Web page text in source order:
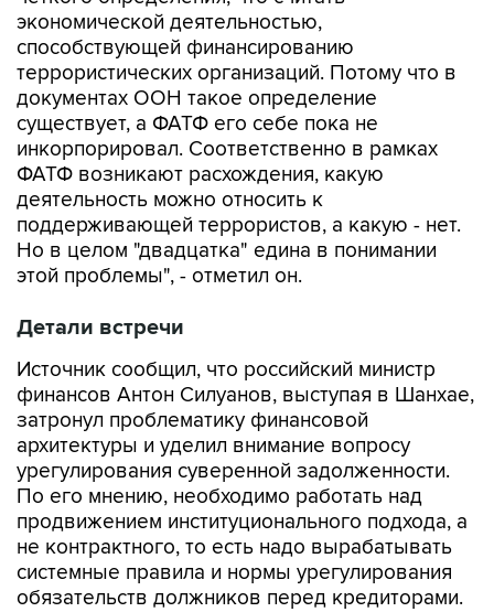
экономической деятельностью,
способствующей финансированию
террористических организаций. Потому что в
документах ООН такое определение
существует, а ФАТФ его себе пока не
инкорпорировал. Соответственно в рамках
ФАТФ возникают расхождения, какую
деятельность можно относить к
поддерживающей террористов, а какую - нет.
Но в целом "двадцатка" едина в понимании
этой проблемы", - отметил он.
Детали встречи
Источник сообщил, что российский министр
финансов Антон Силуанов, выступая в Шанхае,
затронул проблематику финансовой
архитектуры и уделил внимание вопросу
урегулирования суверенной задолженности.
По его мнению, необходимо работать над
продвижением институционального подхода, а
не контрактного, то есть надо вырабатывать
системные правила и нормы урегулирования
обязательств должников перед кредиторами.